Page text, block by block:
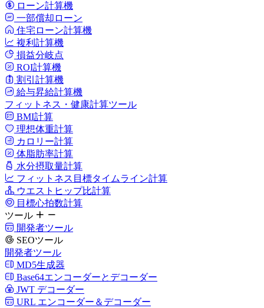
ローン計算機
一部償却ローン
住宅ローン計算機
複利計算機
損益分岐点
ROI計算機
割引計算機
給与昇給計算機
フィットネス・健康計算ツール
BMI計算
理想体重計算
カロリー計算
体脂肪率計算
水分摂取量計算
フィットネス目標タイムライン計算
ウエストヒップ比計算
目標心拍数計算
ツール
開発者ツール
SEOツール
開発者ツール
MD5生成器
Base64エンコーダーとデコーダー
JWT デコーダー
URL エンコーダー＆デコーダー